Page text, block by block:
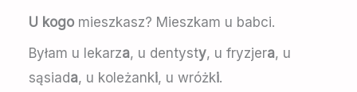
U kogomieszkasz? Mieszkam u babci.
Byłam u lekarza, u dentysty, u fryzjera, u
sąsiada, u koleżanki, u wróżki.